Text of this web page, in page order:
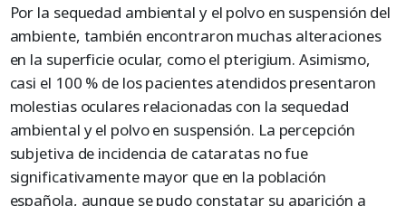
Por la sequedad ambiental y el polvo en suspensión del
ambiente, también encontraron muchas alteraciones
en la superficie ocular, como el pterigium. Asimismo,
casi el 100 % de los pacientes atendidos presentaron
molestias oculares relacionadas con la sequedad
ambiental y el polvo en suspensión. La percepción
subjetiva de incidencia de cataratas no fue
significativamente mayor que en la población
española, aunque se pudo constatar su aparición a